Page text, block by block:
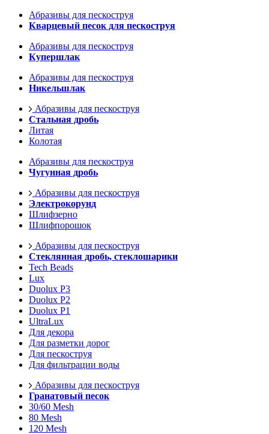
Абразивы для пескоструя
Кварцевый песок для пескоструя
Абразивы для пескоструя
Купершлак
Абразивы для пескоструя
Никельшлак
Абразивы для пескоструя
Стальная дробь
Литая
Колотая
Абразивы для пескоструя
Чугунная дробь
Абразивы для пескоструя
Электрокорунд
Шлифзерно
Шлифпорошок
Абразивы для пескоструя
Стеклянная дробь, стеклошарики
Tech Beads
Lux
Duolux P3
Duolux P2
Duolux P1
UltraLux
Для декора
Для разметки дорог
Для пескоструя
Для фильтрации воды
Абразивы для пескоструя
Гранатовый песок
30/60 Mesh
80 Mesh
120 Mesh